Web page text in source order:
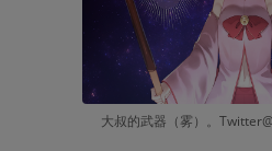
大叔的武器（雾）。